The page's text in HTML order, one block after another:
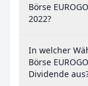
Börse
2022?
In welcher
Börse
Dividende